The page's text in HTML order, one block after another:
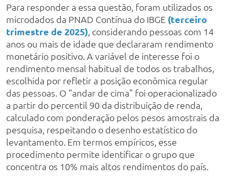
Para responder a essa questão, foram utilizados os
microdados da PNAD Contínua do IBGE (terceiro
trimestre de 2025), considerando pessoas com 14
anos ou mais de idade que declararam rendimento
monetário positivo. A variável de interesse foi o
rendimento mensal habitual de todos os trabalhos,
escolhida por refletir a posição econômica regular
das pessoas. O “andar de cima” foi operacionalizado
a partir do percentil 90 da distribuição de renda,
calculado com ponderação pelos pesos amostrais da
pesquisa, respeitando o desenho estatístico do
levantamento. Em termos empíricos, esse
procedimento permite identificar o grupo que
concentra os 10% mais altos rendimentos do país.